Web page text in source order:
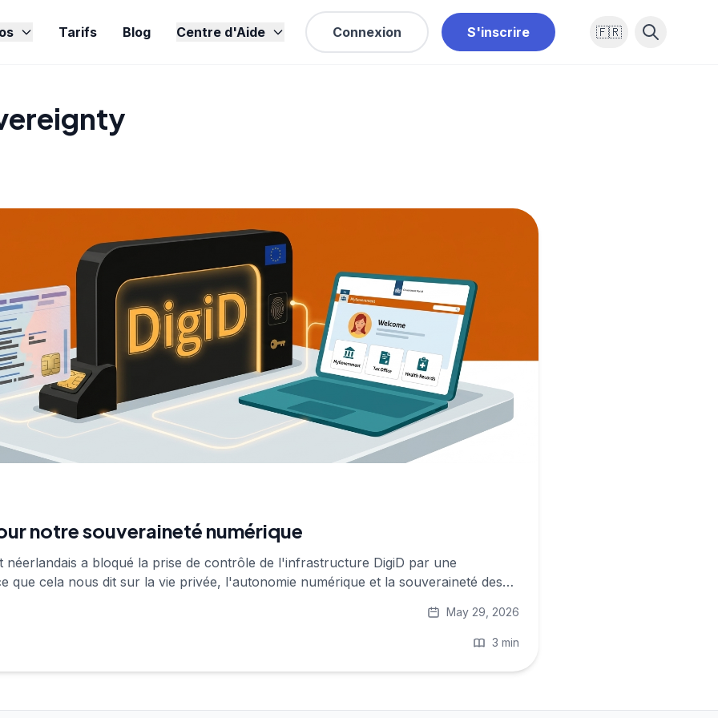
Tarifs Blog Centre d'Aide Connexion S'inscrire 🇫🇷
notre souveraineté numérique
néerlandais a bloqué la prise de contrôle de l'infrastructure DigiD par une
que cela nous dit sur la vie privée, l'autonomie numérique et la souveraineté des
May 29, 2026
3 min